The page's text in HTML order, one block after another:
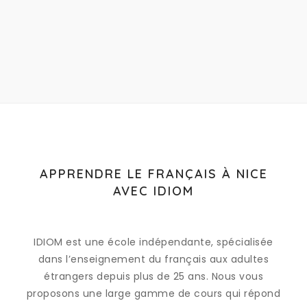
APPRENDRE LE FRANÇAIS À NICE
AVEC IDIOM
IDIOM est une école indépendante, spécialisée
dans l’enseignement du français aux adultes
étrangers depuis plus de 25 ans. Nous vous
proposons une large gamme de cours qui répond